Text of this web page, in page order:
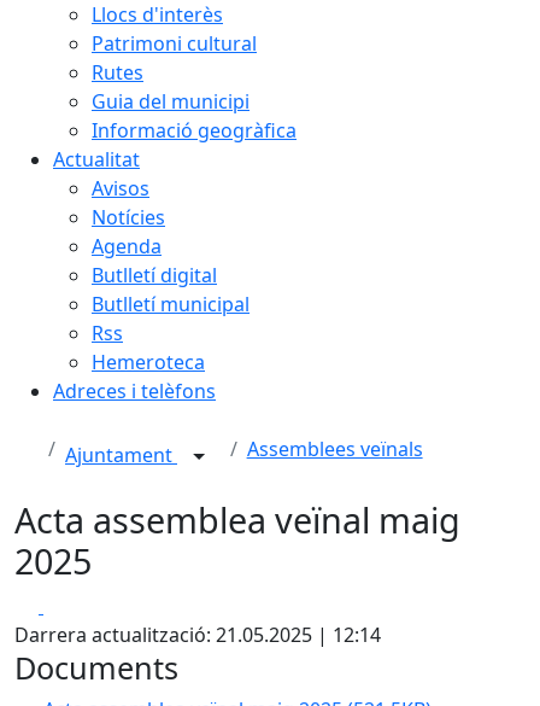
Llocs d'interès
Patrimoni cultural
Rutes
Guia del municipi
Informació geogràfica
Actualitat
Avisos
Notícies
Agenda
Butlletí digital
Butlletí municipal
Rss
Hemeroteca
Adreces i telèfons
Ajuntament Assemblees veïnals
Acta assemblea veïnal maig
2025
Darrera actualització: 21.05.2025 | 12:14
Documents